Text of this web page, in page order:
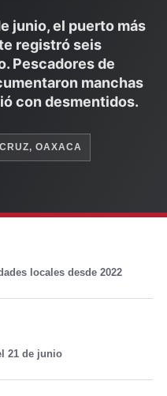
junio, el puerto más
registró seis
Pescadores de
manchas
con desmentidos.
OAXACA
locales desde 2022
21 de junio